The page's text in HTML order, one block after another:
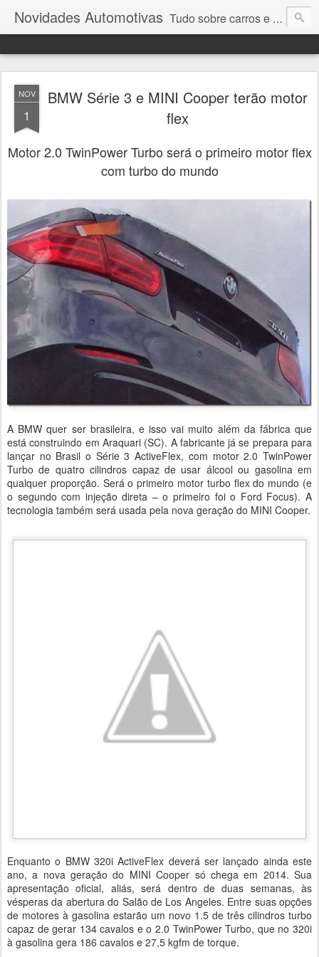
Novidades Automotivas Tudo sobre carros e motores
NOV
1
BMW Série 3 e MINI Cooper terão motor
flex
Motor 2.0 TwinPower Turbo será o primeiro motor flex
com turbo do mundo
A BMW quer ser brasileira, e isso vai muito além da fábrica que
está construindo em Araquari (SC). A fabricante já se prepara para
lançar no Brasil o Série 3 ActiveFlex, com motor 2.0 TwinPower
Turbo de quatro cilindros capaz de usar álcool ou gasolina em
qualquer proporção. Será o primeiro motor turbo flex do mundo (e
o segundo com injeção direta – o primeiro foi o Ford Focus). A
tecnologia também será usada pela nova geração do MINI Cooper.
Enquanto o BMW 320i ActiveFlex deverá ser lançado ainda este
ano, a nova geração do MINI Cooper só chega em 2014. Sua
apresentação oficial, aliás, será dentro de duas semanas, às
vésperas da abertura do Salão de Los Angeles. Entre suas opções
de motores à gasolina estarão um novo 1.5 de três cilindros turbo
capaz de gerar 134 cavalos e o 2.0 TwinPower Turbo, que no 320i
à gasolina gera 186 cavalos e 27,5 kgfm de torque.